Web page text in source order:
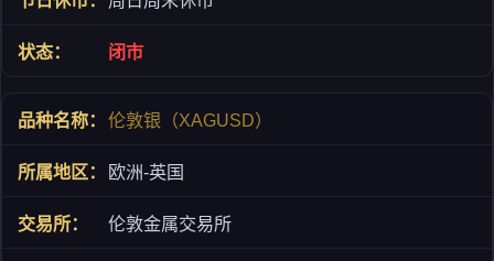
闭市
伦敦银（XAGUSD）
欧洲-英国
伦敦金属交易所